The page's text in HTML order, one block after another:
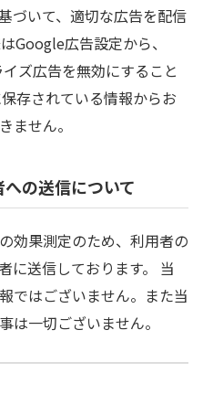
づいて、適切な広告を配信
Google広告設定から、
ズ広告を無効にすること
存されている情報からお
ません。
の送信について
効果測定のため、利用者の
に送信しております。 当
ではございません。また当
は一切ございません。